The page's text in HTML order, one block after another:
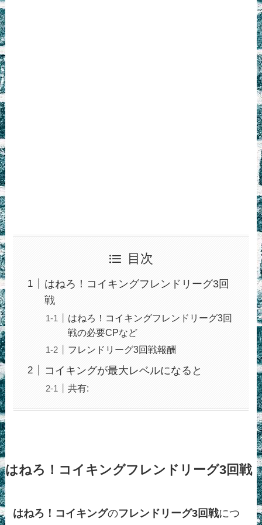
目次
はねろ！コイキングフレンドリーグ3回
戦
はねろ！コイキングフレンドリーグ3回
戦の必要CPなど
フレンドリーグ3回戦報酬
コイキングが最大レベルになると
共有:
はねろ！コイキングフレンドリーグ3回戦
はねろ！コイキングのフレンドリーグ3回戦につ